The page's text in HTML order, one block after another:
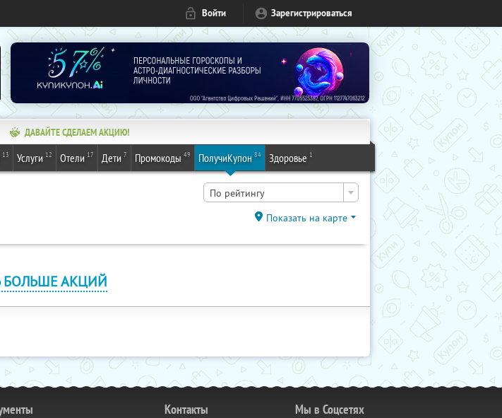
Войти Зарегистрироваться
ДАВАЙТЕ СДЕЛАЕМ АКЦИЮ!
13 Услуги 12 Отели 17 Дети 7 Промокоды 49 ПолучиКупон 84 Здоровье 1
По рейтингу
Показать на карте
БОЛЬШЕ АКЦИЙ
Контакты Мы в Соцсетях